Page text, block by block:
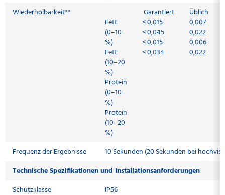
Wiederholbarkeit**
Fett
(0–10
%)
Fett
(10–20
%)
Protein
(0–10
%)
Protein
(10–20
%)
Garantiert
< 0,015
< 0,045
< 0,015
< 0,034
Üblich
0,007
0,022
0,006
0,022
Frequenz der Ergebnisse
10 Sekunden (20 Sekunden bei
Technische Spezifikationen und Installationsanforderungen
Schutzklasse
IP56